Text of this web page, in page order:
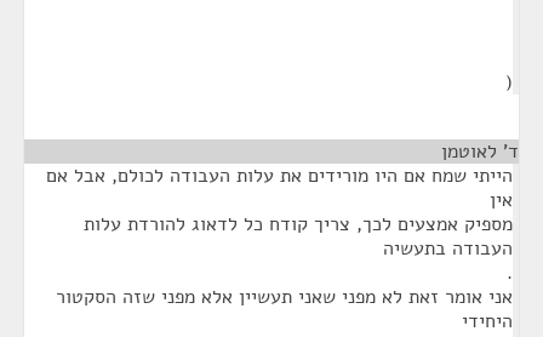
(
ד' לאוטמן
הייתי שמח אם היו מורידים את עלות העבודה לכולם, אבל אם
אין
מספיק אמצעים לכך, צריך קודח כל לדאוג להורדת עלות
העבודה בתעשיה
.
אני אומר זאת לא מפני שאני תעשיין אלא מפני שזה הסקטור
היחידי